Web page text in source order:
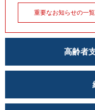
重要なお知らせの一覧
高齢者